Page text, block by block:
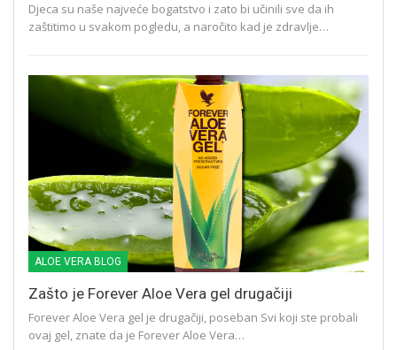
Djeca su naše najveće bogatstvo i zato bi učinili sve da ih
zaštitimo u svakom pogledu, a naročito kad je zdravlje…
ALOE VERA BLOG
Zašto je Forever Aloe Vera gel drugačiji
Forever Aloe Vera gel je drugačiji, poseban Svi koji ste probali
ovaj gel, znate da je Forever Aloe Vera…